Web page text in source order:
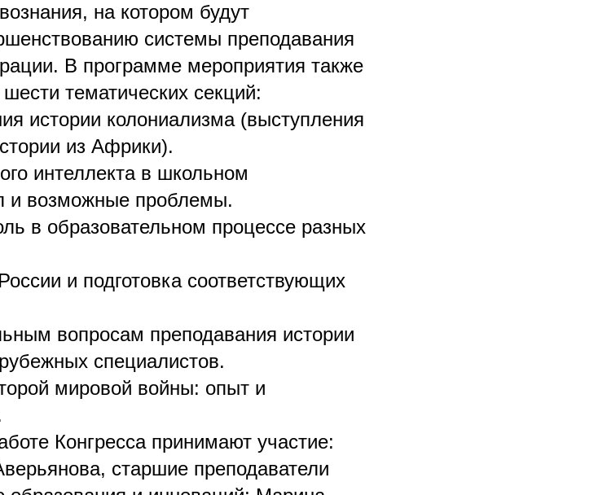
на котором будут
системы преподавания
В программе мероприятия также
тематических секций:
истории колониализма (выступления
из Африки).
интеллекта в школьном
и возможные проблемы.
в образовательном процессе разных
и подготовка соответствующих
вопросам преподавания истории
специалистов.
мировой войны: опыт и
Конгресса принимают участие:
старшие преподаватели